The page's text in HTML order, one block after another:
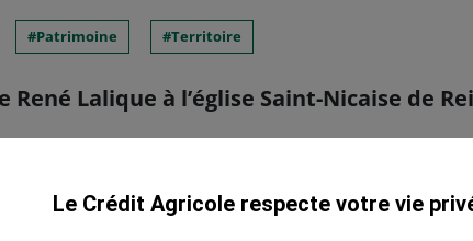
Patrimoine Territoire
René Lalique à l’église Saint-Nicaise de
des célèbres anges de René
Est était convié à la soirée événement
Le Crédit Agricole respecte votre vie